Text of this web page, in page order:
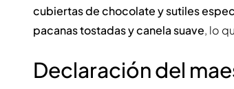
cubiertas de chocolate y sutiles
pacanas tostadas y canela suave, lo
Declaración del